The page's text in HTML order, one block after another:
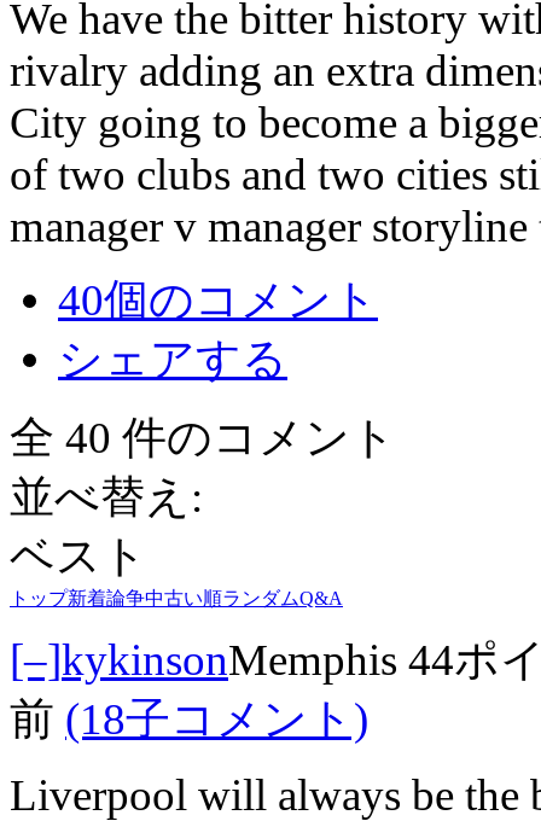
We have the bitter history
rivalry adding an extra
City going to become a
of two clubs and two cities
manager v manager storyline
40個のコメント
シェアする
全 40 件のコメント
並べ替え:
ベスト
トップ新着論争中古い順ランダムQ&A
[–]kykinsonMemphis 44ポ
前 (18子コメント)
Liverpool will always be the